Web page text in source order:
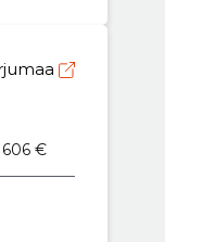
€